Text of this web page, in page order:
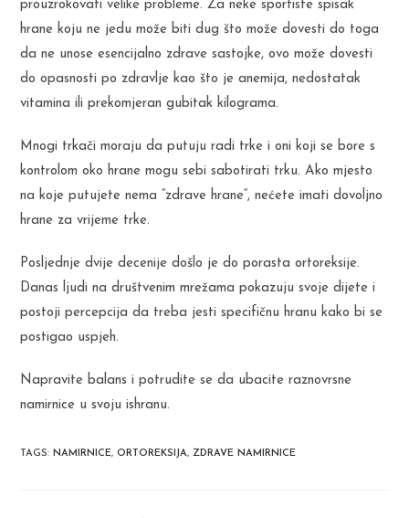
prouzrokovati velike probleme. Za neke sportiste spisak
hrane koju ne jedu može biti dug što može dovesti do toga
da ne unose esencijalno zdrave sastojke, ovo može dovesti
do opasnosti po zdravlje kao što je anemija, nedostatak
vitamina ili prekomjeran gubitak kilograma.
Mnogi trkači moraju da putuju radi trke i oni koji se bore s
kontrolom oko hrane mogu sebi sabotirati trku. Ako mjesto
na koje putujete nema “zdrave hrane“, nećete imati dovoljno
hrane za vrijeme trke.
Posljednje dvije decenije došlo je do porasta ortoreksije.
Danas ljudi na društvenim mrežama pokazuju svoje dijete i
postoji percepcija da treba jesti specifičnu hranu kako bi se
postigao uspjeh.
Napravite balans i potrudite se da ubacite raznovrsne
namirnice u svoju ishranu.
TAGS:NAMIRNICE, ORTOREKSIJA, ZDRAVE NAMIRNICE